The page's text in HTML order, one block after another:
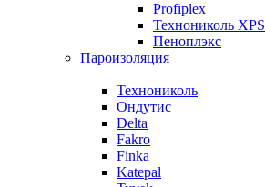
Profiplex
Технониколь
Пеноплэкс
Пароизоляция
Технониколь
Ондутис
Delta
Fakro
Finka
Katepal